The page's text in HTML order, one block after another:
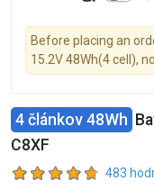
Before placing an
15.2V 48Wh(4 cell),
4 článkov 48Wh
C8XF
483